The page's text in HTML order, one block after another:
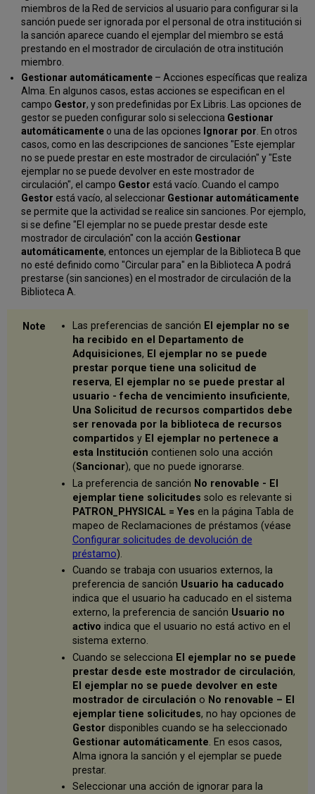
miembros de la Red de servicios al usuario para configurar si la
sanción puede ser ignorada por el personal de otra institución si
la sanción aparece cuando el ejemplar del miembro se está
prestando en el mostrador de circulación de otra institución
miembro.
Gestionar automáticamente– Acciones específicas que realiza
Alma. En algunos casos, estas acciones se especifican en el
campo Gestor, y son predefinidas por Ex Libris. Las opciones de
gestor se pueden configurar solo si selecciona Gestionar
automáticamenteo una de las opciones Ignorar por. En otros
casos, como en las descripciones de sanciones "Este ejemplar
no se puede prestar en este mostrador de circulación" y "Este
ejemplar no se puede devolver en este mostrador de
circulación", el campo Gestor está vacío. Cuando el campo
Gestor está vacío, al seleccionar Gestionar automáticamente
se permite que la actividad se realice sin sanciones. Por ejemplo,
si se define "El ejemplar no se puede prestar desde este
mostrador de circulación" con la acción Gestionar
automáticamente, entonces un ejemplar de la Biblioteca B que
no esté definido como "Circular para" en la Biblioteca A podrá
prestarse (sin sanciones) en el mostrador de circulación de la
Biblioteca A.
Las preferencias de sanción El ejemplar no se
ha recibido en el Departamento de
Adquisiciones, El ejemplar no se puede
prestar porque tiene una solicitud de
reserva, El ejemplar no se puede prestar al
usuario - fecha de vencimiento insuficiente,
Una Solicitud de recursos compartidos debe
ser renovada por la biblioteca de recursos
compartidos y El ejemplar no pertenece a
esta Institución contienen solo una acción
(Sancionar), que no puede ignorarse.
La preferencia de sanción No renovable - El
ejemplar tiene solicitudes solo es relevante si
PATRON_PHYSICAL = Yes en la página Tabla de
mapeo de Reclamaciones de préstamos (véase
Configurar solicitudes de devolución de
préstamo).
Cuando se trabaja con usuarios externos, la
preferencia de sanción Usuario ha caducado
indica que el usuario ha caducado en el sistema
externo, la preferencia de sanción Usuario no
activo indica que el usuario no está activo en el
sistema externo.
Cuando se selecciona El ejemplar no se puede
prestar desde este mostrador de circulación,
El ejemplar no se puede devolver en este
mostrador de circulación o No renovable – El
ejemplar tiene solicitudes, no hay opciones de
Gestordisponibles cuando se ha seleccionado
Gestionar automáticamente. En esos casos,
Alma ignora la sanción y el ejemplar se puede
prestar.
Seleccionar una acción de ignorar para la